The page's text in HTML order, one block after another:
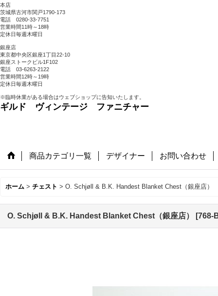
本店
茨城県古河市関戸1790-173
電話 0280-33-7751
営業時間11時～18時
定休日毎週木曜日
銀座店
東京都中央区銀座1丁目22-10
銀座ストークビル1F102
電話 03-6263-2122
営業時間12時～19時
定休日毎週木曜日
※臨時休業がある場合はウェブショップに告知いたします。
ギルド ヴィンテージ ファニチャー
商品カテゴリ一覧 デザイナー お問い合わせ
ホーム > チェスト > O. Schjøll & B.K. Handest Blanket Chest（銀座店）
O. Schjøll & B.K. Handest Blanket Chest（銀座店） [768-